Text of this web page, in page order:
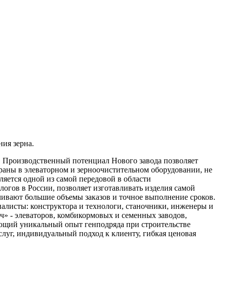
зерна.
потенциал Нового завода позволяет
в элеваторном и зерноочистительном оборудовании, не
одной из самой передовой в области
в России, позволяет изготавливать изделия самой
большие объемы заказов и точное выполнение сроков.
конструктора и технологи, станочники, инженеры и
- элеваторов, комбикормовых и семенных заводов,
уникальный опыт генподряда при строительстве
индивидуальный подход к клиенту, гибкая ценовая